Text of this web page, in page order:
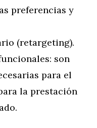
preferencias y
(retargeting).
son
para el
la prestación